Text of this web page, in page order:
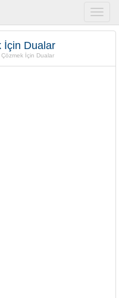
İçin Dualar
Çözmek İçin Dualar